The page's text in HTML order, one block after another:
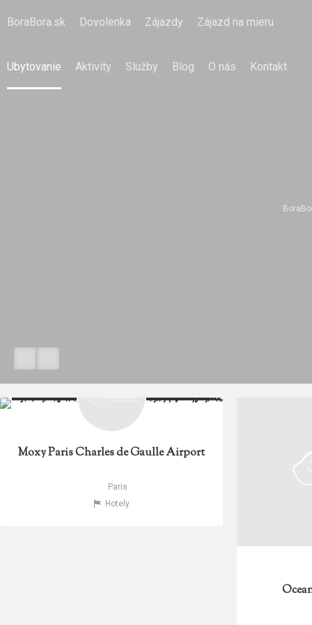
BoraBora.sk Dovolenka Zájazdy Zájazd na mieru
Ubytovanie Aktivity Služby Blog O nás Kontakt
Moxy Paris Charles de Gaulle Airport
Paris
Hotely